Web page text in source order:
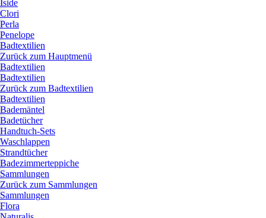
Iside
Clori
Perla
Penelope
Badtextilien
Zurück zum Hauptmenü
Badtextilien
Badtextilien
Zurück zum Badtextilien
Badtextilien
Bademäntel
Badetücher
Handtuch-Sets
Waschlappen
Strandtücher
Badezimmerteppiche
Sammlungen
Zurück zum Sammlungen
Sammlungen
Flora